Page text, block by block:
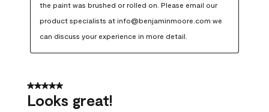
the paint was brushed or rolled on. Please email our
product specialists at info@benjaminmoore.com we
can discuss your experience in more detail.
5 out of 5 stars.
Looks great!